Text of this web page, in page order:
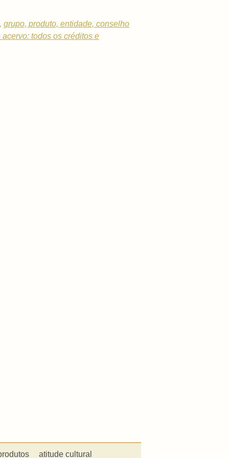
grupo, produto, entidade, conselho
todos os créditos e
atitude cultural